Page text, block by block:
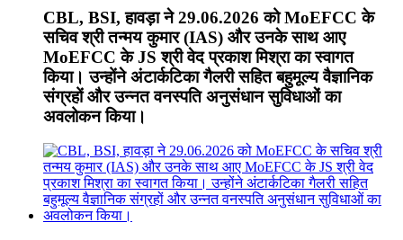
CBL, BSI, हावड़ा ने 29.06.2026 को MoEFCC के
सचिव श्री तन्मय कुमार (IAS) और उनके साथ आए
MoEFCC के JS श्री वेद प्रकाश मिश्रा का स्वागत
किया। उन्होंने अंटार्कटिका गैलरी सहित बहुमूल्य वैज्ञानिक
संग्रहों और उन्नत वनस्पति अनुसंधान सुविधाओं का
अवलोकन किया।